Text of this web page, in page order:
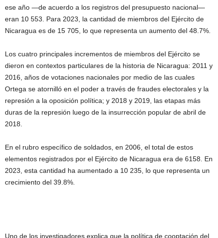
ese año —de acuerdo a los registros del presupuesto nacional—
eran 10 553. Para 2023, la cantidad de miembros del Ejército de
Nicaragua es de 15 705, lo que representa un aumento del 48.7%.
Los cuatro principales incrementos de miembros del Ejército se
dieron en contextos particulares de la historia de Nicaragua: 2011 y
2016, años de votaciones nacionales por medio de las cuales
Ortega se atornilló en el poder a través de fraudes electorales y la
represión a la oposición política; y 2018 y 2019, las etapas más
duras de la represión luego de la insurrección popular de abril de
2018.
En el rubro específico de soldados, en 2006, el total de estos
elementos registrados por el Ejército de Nicaragua era de 6158. En
2023, esta cantidad ha aumentado a 10 235, lo que representa un
crecimiento del 39.8%.
Uno de los investigadores explica que la política de cooptación del